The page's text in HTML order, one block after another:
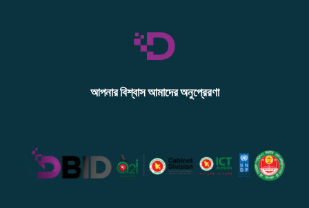
আপনার বিশ্বাস আমাদের অনুপ্রেরণা